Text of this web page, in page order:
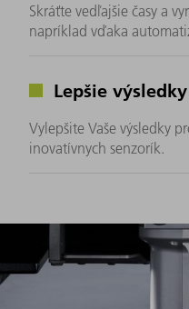
Skráťte vedľajšie časy a
napríklad vďaka
Lepšie
Vylepšite Vaše výsledky
inovatívnych senzorík.